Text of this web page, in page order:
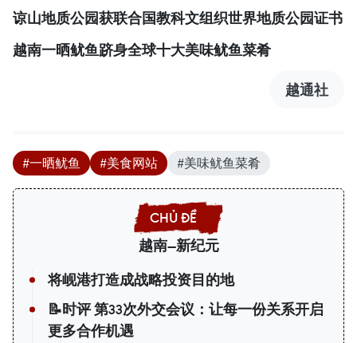
谅山地质公园获联合国教科文组织世界地质公园证书
越南一晒鱿鱼跻身全球十大美味鱿鱼菜肴
越通社
#一晒鱿鱼 #美食网站 #美味鱿鱼菜肴
越南—新纪元
将岘港打造成战略投资目的地
📝时评 第33次外交会议：让每一份关系开启
更多合作机遇